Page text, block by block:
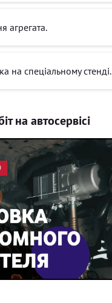
агрегата.
на спеціальному стенді.
на автосервісі